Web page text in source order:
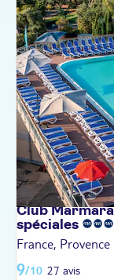
Club
spéciales
France,
9/10 27 avis